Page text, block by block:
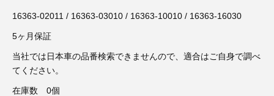
16363-02011 / 16363-03010 / 16363-10010 / 16363-16030
5ヶ月保証
当社では日本車の品番検索できませんので、適合はご自身で調べ
てください。
在庫数 0個